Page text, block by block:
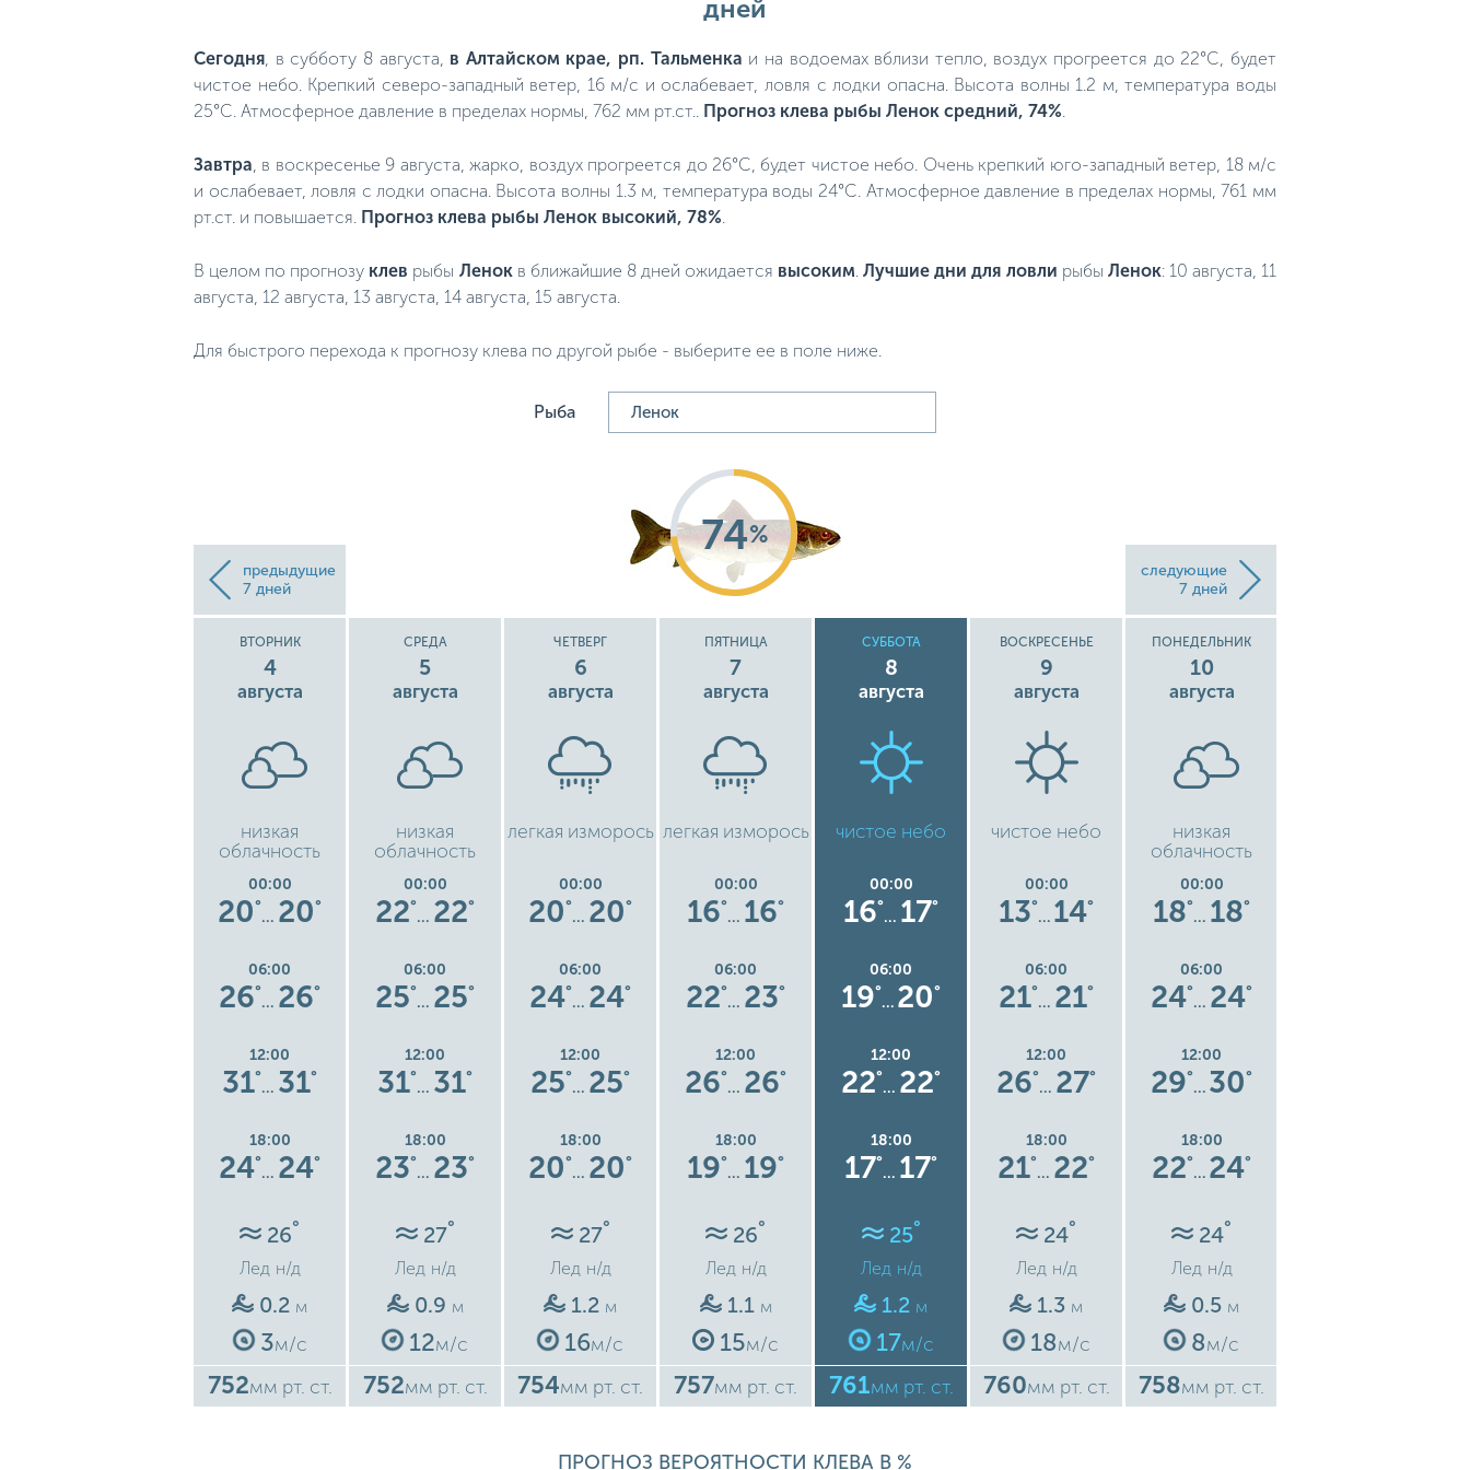
дней
Сегодня , в субботу 8 августа, в Алтайском крае, рп. Тальменка и на водоемах вблизи тепло, воздух прогреется до 22°C, будет
чистое небо. Крепкий северо-западный ветер, 16 м/с и ослабевает, ловля с лодки опасна. Высота волны 1.2 м, температура воды
25°C. Атмосферное давление в пределах нормы, 762 мм рт.ст.. Прогноз клева рыбы Ленок средний, 74%
Завтра , в воскресенье 9 августа, жарко, воздух прогреется до 26°C, будет чистое небо. Очень крепкий юго-западный ветер, 18 м/с
и ослабевает, ловля с лодки опасна. Высота волны 1.3 м, температура воды 24°C. Атмосферное давление в пределах нормы, 761 мм
рт.ст. и повышается. Прогноз клева рыбы Ленок высокий, 78%
В целом по прогнозу клев рыбы Ленок в ближайшие 8 дней ожидается высоким .Лучшие дни для ловли рыбы Ленок: 10 августа, 11
августа, 12 августа, 13 августа, 14 августа, 15 августа.
Для быстрого перехода к прогнозу клева по другой рыбе - выберите ее в поле ниже.
Рыба
предыдущие
7 дней
74%
следующие
7 дней
ВТОРНИК
4
августа
низкая
облачность
00:00
20°
… 20°
06:00
26°
… 26°
12:00
31°
… 31°
18:00
24°
… 24°
26°
Лед н/д
0.2 м
3м/с
752мм рт. ст.
СРЕДА
5
августа
низкая
облачность
00:00
22°
… 22°
06:00
25°
… 25°
12:00
31°
… 31°
18:00
23°
… 23°
27°
Лед н/д
0.9 м
12м/с
752мм рт. ст.
ЧЕТВЕРГ
6
августа
легкая изморось
00:00
20°
… 20°
06:00
24°
… 24°
12:00
25°
… 25°
18:00
20°
… 20°
27°
Лед н/д
1.2 м
16м/с
754мм рт. ст.
ПЯТНИЦА
7
августа
легкая изморось
00:00
16°
… 16°
06:00
22°
… 23°
12:00
26°
… 26°
18:00
19°
… 19°
26°
Лед н/д
1.1 м
15м/с
757мм рт. ст.
СУББОТА
8
августа
чистое небо
00:00
16°
… 17°
06:00
19°
… 20°
12:00
22°
… 22°
18:00
17°
… 17°
25°
Лед н/д
1.2 м
17м/с
761мм рт. ст.
ВОСКРЕСЕНЬЕ
9
августа
чистое небо
00:00
13°
… 14°
06:00
21°
… 21°
12:00
26°
… 27°
18:00
21°
… 22°
24°
Лед н/д
1.3 м
18м/с
760мм рт. ст.
ПОНЕДЕЛЬНИК
10
августа
низкая
облачность
00:00
18°
… 18°
06:00
24°
… 24°
12:00
29°
… 30°
18:00
22°
… 24°
24°
Лед н/д
0.5 м
8м/с
758мм рт. ст.
ПРОГНОЗ ВЕРОЯТНОСТИ КЛЕВА В %